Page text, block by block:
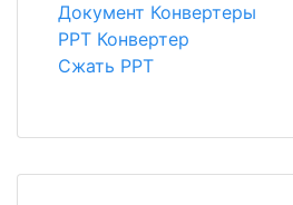
Документ Конвертеры
PPT Конвертер
Сжать PPT